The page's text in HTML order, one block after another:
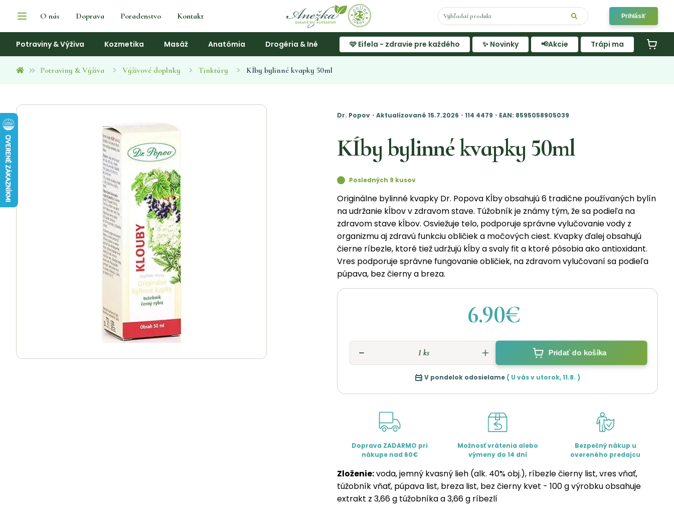
O nás Doprava Poradenstvo Kontakt Prihlásiť
Potraviny & Výživa Kozmetika Masáž Anatómia Drogéria & Iné 🩷 Eifela - zdravie pre každého ✨ Novinky 📢Akcie Trápi ma
Potraviny & Výživa Výživové doplnky Tinktúry KÍby bylinné kvapky 50ml
Dr. Popov・Aktualizované 15.7.2026・114 4479・EAN: 8595058905039
KÍby bylinné kvapky 50ml
Posledných 9 kusov
Originálne bylinné kvapky Dr. Popova Kĺby obsahujú 6 tradične používaných bylín
na udržanie kĺbov v zdravom stave. Túžobník je známy tým, že sa podieľa na
zdravom stave kĺbov. Osviežuje telo, podporuje správne vylučovanie vody z
organizmu aj zdravú funkciu obličiek a močových ciest. Kvapky ďalej obsahujú
čierne ríbezle, ktoré tiež udržujú kĺby a svaly fit a ktoré pôsobia ako antioxidant.
Vres podporuje správne fungovanie obličiek, na zdravom vylučovaní sa podieľa
púpava, bez čierny a breza.
6.90€
Pridať do košíka
V pondelok odosielame ( U vás v utorok,11.8. )
Doprava ZADARMO pri
nákupe nad 60€
Možnosť vrátenia alebo
výmeny do 14 dní
Bezpečný nákup u
overeného predajcu
Zloženie:voda, jemný kvasný lieh (alk. 40% obj.), ríbezle čierny list, vres vňať,
túžobník vňať, púpava list, breza list, bez čierny kvet - 100 g výrobku obsahuje
extrakt z 3,66 g túžobníka a 3,66 g ríbezlí